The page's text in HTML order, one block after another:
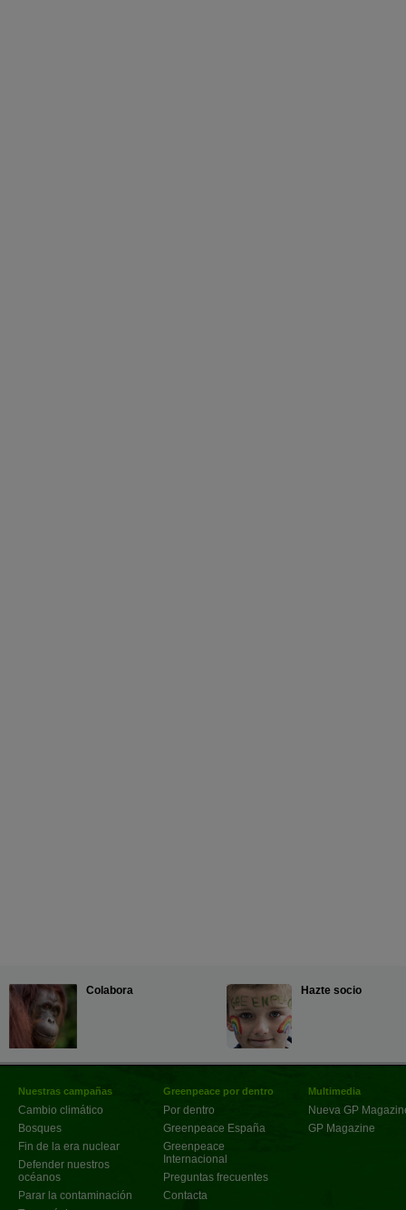
Colabora Hazte socio
Nuestras campañas
Cambio climático
Bosques
Fin de la era nuclear
Defender nuestros
océanos
Parar la contaminación
Greenpeace por dentro
Por dentro
Greenpeace España
Greenpeace
Internacional
Preguntas frecuentes
Contacta
Multimedia
Nueva GP
GP Magazine